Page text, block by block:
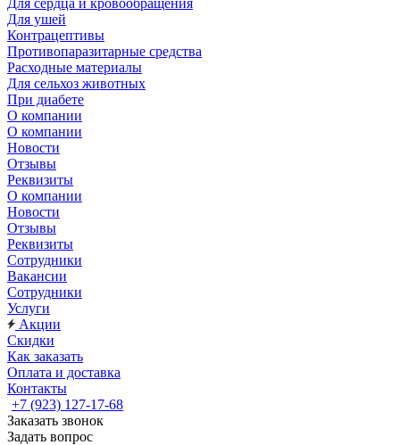
Для сердца и кровообращения
Для ушей
Контрацептивы
Противопаразитарные средства
Расходные материалы
Для сельхоз животных
При диабете
О компании
О компании
Новости
Отзывы
Реквизиты
О компании
Новости
Отзывы
Реквизиты
Сотрудники
Вакансии
Сотрудники
Услуги
Акции
Скидки
Как заказать
Оплата и доставка
Контакты
+7 (923) 127-17-68
Заказать звонок
Задать вопрос